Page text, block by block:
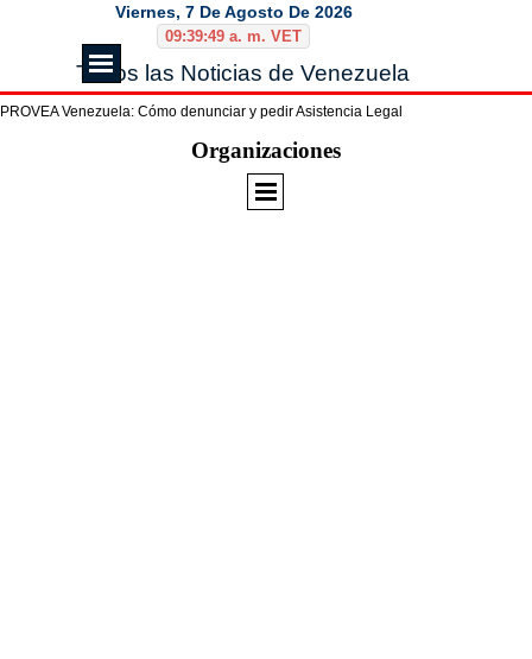
Vaya al ContenidoViernes, 7 De Agosto De 2026
09:39:50 a. m. VET
Todos las Noticias de Venezuela
Saltar menú
PROVEA Venezuela: Cómo denunciar y pedir Asistencia Legal
Organizaciones